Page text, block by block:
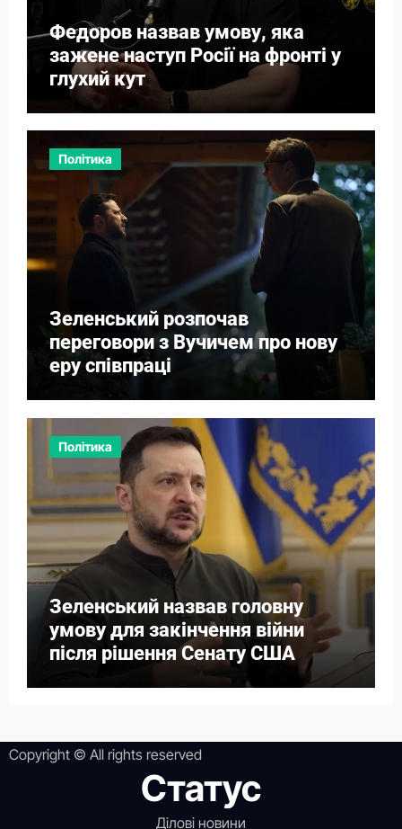
Федоров назвав умову, яка
зажене наступ Росії на фронті у
глухий кут
Політика
Зеленський розпочав
переговори з Вучичем про нову
еру співпраці
Політика
Зеленський назвав головну
умову для закінчення війни
після рішення Сенату США
Copyright © All rights reserved
Статус
Ділові новини